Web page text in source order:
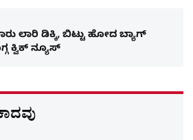
ಲಾರಿ ಡಿಕ್ಕಿ, ಬಿಟ್ಟು ಹೋದ ಬ್ಯಾಗ್​
ಕ್ವಿಕ್​ ನ್ಯೂಸ್